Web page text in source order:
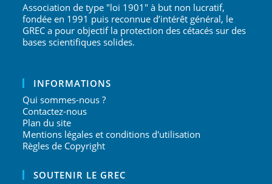
Association de type "loi 1901" à but non lucratif,
fondée en 1991 puis reconnue d’intérêt général, le
GREC a pour objectif la protection des cétacés sur des
bases scientifiques solides.
INFORMATIONS
Qui sommes-nous ?
Contactez-nous
Plan du site
Mentions légales et conditions d'utilisation
Règles de Copyright
SOUTENIR LE GREC